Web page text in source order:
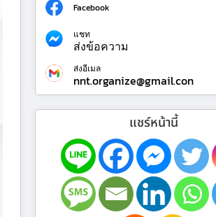
Facebook
แชท
ส่งข้อความ
ส่งอีเมล
nnt.organize@gmail.con
แชร์หน้านี้